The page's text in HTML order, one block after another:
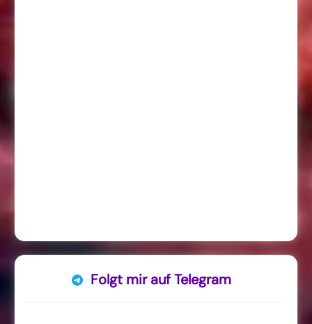
Folgt mir auf Telegram